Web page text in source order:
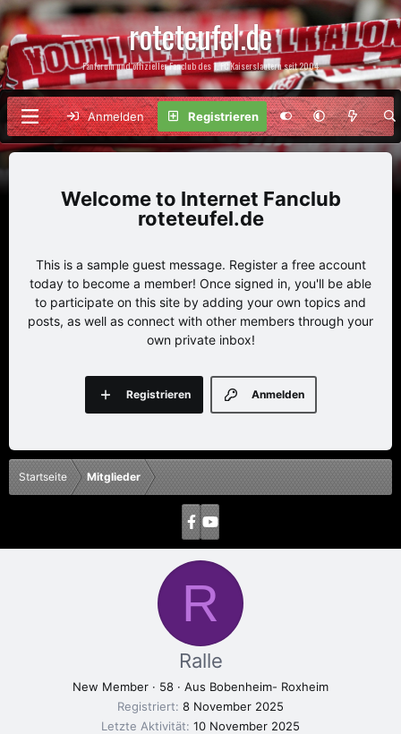
roteteufel.de
Fanforum und offizieller Fanclub des 1. FC Kaiserslautern seit 2004
Anmelden Registrieren
Internet Fanclub
roteteufel.de
This is a sample guest message. Register a free account
today to become a member! Once signed in, you'll be able
to participate on this site by adding your own topics and
posts, as well as connect with other members through your
own private inbox!
Anmelden
Registrieren
Startseite Mitglieder
R
Ralle
New Member · 58 · Aus Bobenheim- Roxheim
Registriert 8 November 2025
Letzte Aktivität 10 November 2025